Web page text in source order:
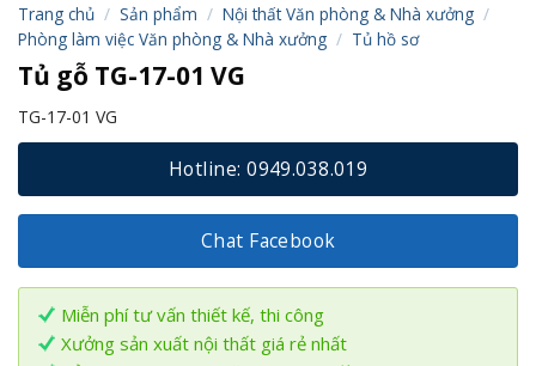
Trang chủ / Sản phẩm / Nội thất Văn phòng & Nhà xưởng /
Phòng làm việc Văn phòng & Nhà xưởng / Tủ hồ sơ
Tủ gỗ TG-17-01 VG
TG-17-01 VG
Hotline: 0949.038.019
Chat Facebook
Miễn phí tư vấn thiết kế, thi công
Xưởng sản xuất nội thất giá rẻ nhất